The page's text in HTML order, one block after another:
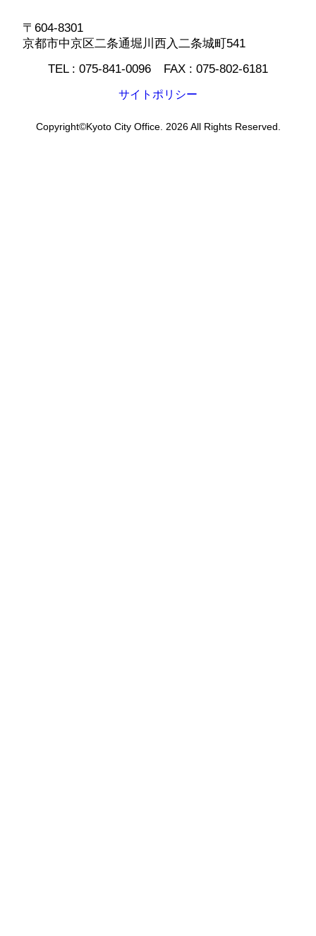
〒604-8301
京都市中京区二条通堀川西入二条城町541
TEL : 075-841-0096 FAX :075-802-6181
サイトポリシー
Copyright©Kyoto City Office. 2026 All Rights Reserved.